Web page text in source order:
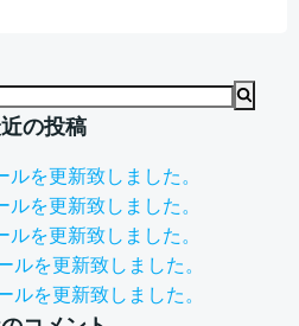
の投稿
を更新致しました。
を更新致しました。
を更新致しました。
ルを更新致しました。
ルを更新致しました。